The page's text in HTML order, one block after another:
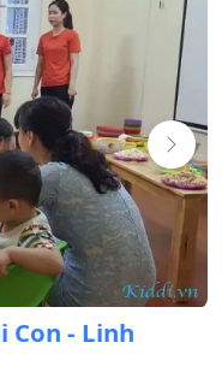
Con - Linh